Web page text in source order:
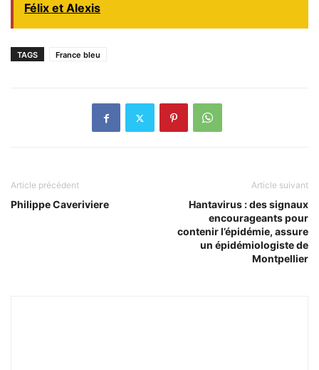
Félix et Alexis
TAGS France bleu
Article précédent
Philippe Caveriviere
Article suivant
Hantavirus : des signaux
encourageants pour
contenir l’épidémie, assure
un épidémiologiste de
Montpellier